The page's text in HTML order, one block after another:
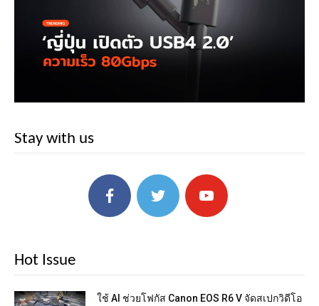
Stay with us
Hot Issue
ใช้ AI ช่วยโฟกัส Canon EOS R6 V จัดสเปกวิดีโอ